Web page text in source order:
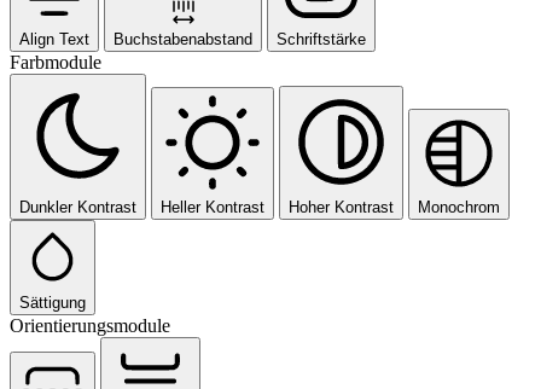
Align Text Buchstabenabstand Schriftstärke
Farbmodule
Dunkler Kontrast Heller Kontrast Hoher Kontrast Monochrom
Sättigung
Orientierungsmodule